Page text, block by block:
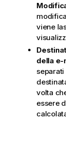
viene
della e-
volta
essere